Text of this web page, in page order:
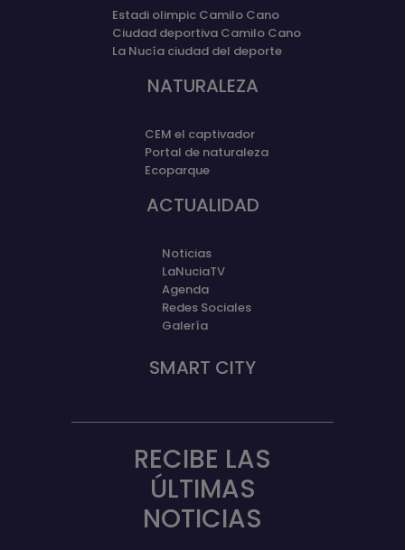
Estadi olimpic Camilo Cano
Ciudad deportiva Camilo Cano
La Nucía ciudad del deporte
NATURALEZA
CEM el captivador
Portal de naturaleza
Ecoparque
ACTUALIDAD
Noticias
LaNuciaTV
Agenda
Redes Sociales
Galería
SMART CITY
RECIBE LAS
ÚLTIMAS
NOTICIAS